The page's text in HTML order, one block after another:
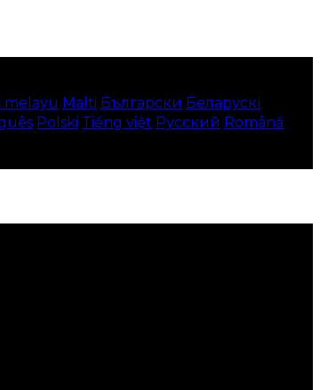
melayu Malti Български Беларускі
Polski Tiếng việt Русский Română